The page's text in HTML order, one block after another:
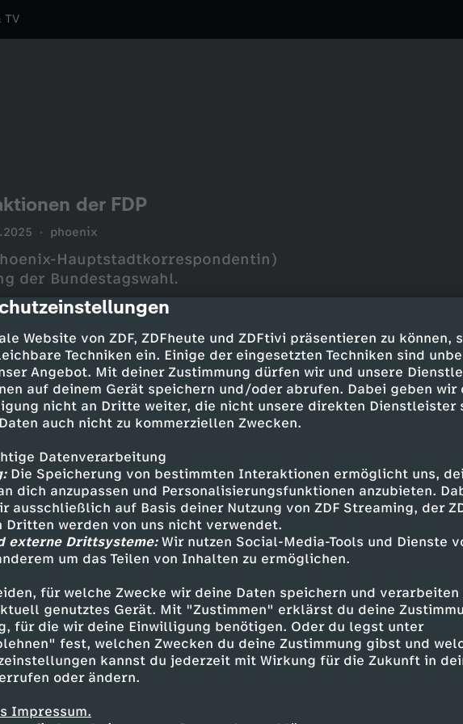
Website von ZDF, ZDFheute und ZDFtivi präsentieren zu können,
Techniken ein. Einige der eingesetzten Techniken sind
Angebot. Mit deiner Zustimmung dürfen wir und unsere
auf deinem Gerät speichern und/oder abrufen. Dabei geben wir
nicht an Dritte weiter, die nicht unsere direkten Dienstleister
auch nicht zu kommerziellen Zwecken.
Datenverarbeitung
Die Speicherung von bestimmten Interaktionen ermöglicht uns,
dich anzupassen und Personalisierungsfunktionen anzubieten.
ausschließlich auf Basis deiner Nutzung von ZDF Streaming, der
Dritten werden von uns nicht verwendet.
externe Drittsysteme:Wir nutzen Social-Media-Tools und Dienste
um das Teilen von Inhalten zu ermöglichen.
für welche Zwecke wir deine Daten speichern und verarbeiten
genutztes Gerät. Mit "Zustimmen" erklärst du deine
für die wir deine Einwilligung benötigen. Oder du legst unter
fest, welchen Zwecken du deine Zustimmung gibst und
kannst du jederzeit mit Wirkung für die Zukunft in
oder ändern.
Impressum.
TV
der FDP
phoenix
Hauptstadtkorrespondentin)
der Bundestagswahl.
Inhalte entdecken
Magazin informativ phoenix vor ort